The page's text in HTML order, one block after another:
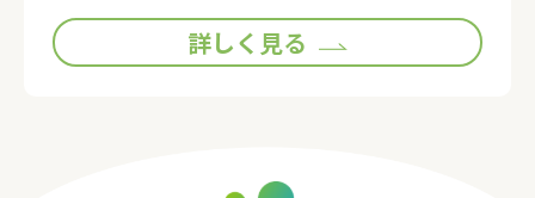
詳しく見る